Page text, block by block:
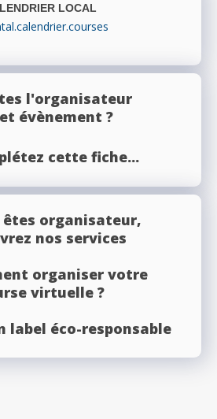
LOCAL
l'organisateur
évènement ?
cette fiche...
êtes organisateur,
nos services
organiser votre
virtuelle ?
label éco-responsable